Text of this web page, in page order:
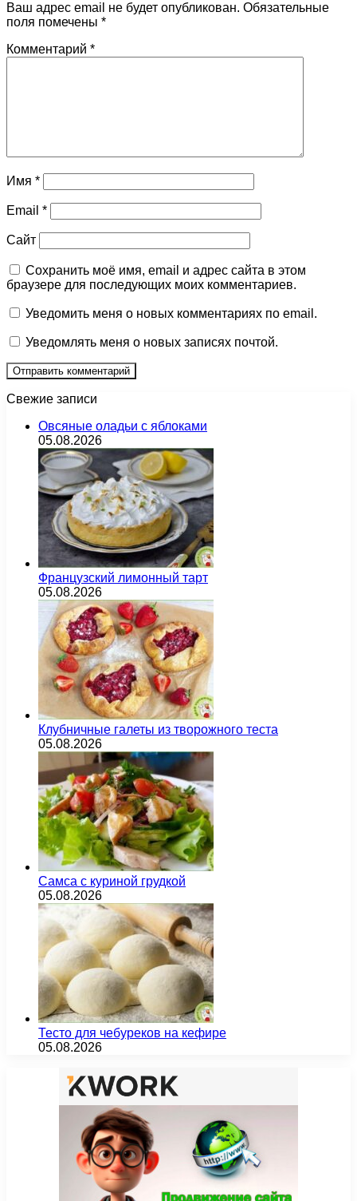
Ваш адрес email не будет опубликован. Обязательные
поля помечены *
Комментарий *
Имя *
Email *
Сайт
Сохранить моё имя, email и адрес сайта в этом
браузере для последующих моих комментариев.
Уведомить меня о новых комментариях по email.
Уведомлять меня о новых записях почтой.
Свежие записи
Овсяные оладьи с яблоками
05.08.2026
Французский лимонный тарт
05.08.2026
Клубничные галеты из творожного теста
05.08.2026
Самса с куриной грудкой
05.08.2026
Тесто для чебуреков на кефире
05.08.2026